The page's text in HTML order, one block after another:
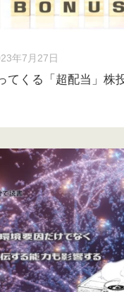
年7月27日
てくる「超配当」株